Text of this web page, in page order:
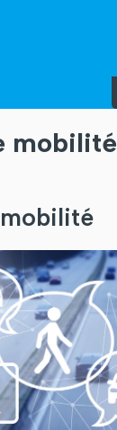
mobilité